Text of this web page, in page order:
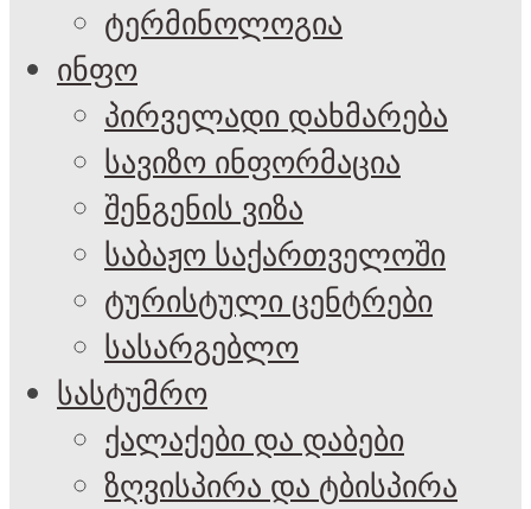
ტერმინოლოგია
ინფო
პირველადი დახმარება
სავიზო ინფორმაცია
შენგენის ვიზა
საბაჟო საქართველოში
ტურისტული ცენტრები
სასარგებლო
სასტუმრო
ქალაქები და დაბები
ზღვისპირა და ტბისპირა